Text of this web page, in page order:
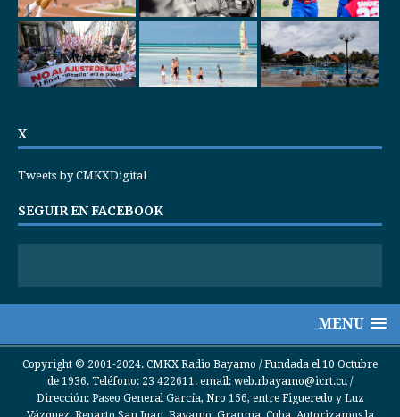
X
Tweets by CMKXDigital
SEGUIR EN FACEBOOK
MENU
Copyright © 2001-2024. CMKX Radio Bayamo / Fundada el 10 Octubre
de 1936. Teléfono: 23 422611. email: web.rbayamo@icrt.cu /
Dirección: Paseo General García, Nro 156, entre Figueredo y Luz